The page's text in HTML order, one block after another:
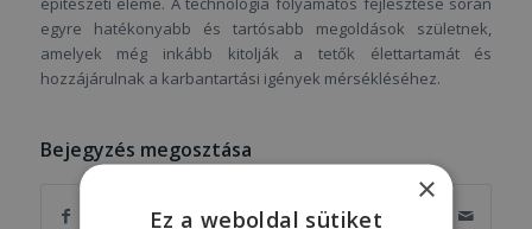
egyre hatékonyabb és tartósabb megoldások születnek,
amelyek még inkább kitolják a tetők élettartamát és
hozzájárulnak a karbantartási igények mérsékléséhez.
Bejegyzés megosztása
×
Ez a weboldal sütiket